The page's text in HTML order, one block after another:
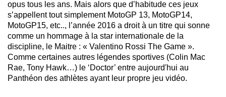
opus tous les ans. Mais alors que d’habitude ces jeux
s’appellent tout simplement MotoGP 13, MotoGP14,
MotoGP15, etc.., l’année 2016 a droit à un titre qui sonne
comme un hommage à la star internationale de la
discipline, le Maitre : « Valentino Rossi The Game ».
Comme certaines autres légendes sportives (Colin Mac
Rae, Tony Hawk…) le ‘Doctor’ entre aujourd'hui au
Panthéon des athlètes ayant leur propre jeu vidéo.